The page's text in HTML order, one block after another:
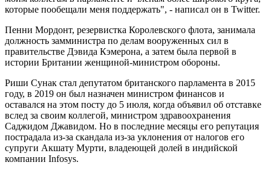
которые пообещали меня поддержать", - написал он в Twitter.
Пенни Мордонт, резервистка Королевского флота, занимала
должность замминистра по делам вооруженных сил в
правительстве Дэвида Кэмерона, а затем была первой в
истории Британии женщиной-министром обороны.
Риши Сунак стал депутатом британского парламента в 2015
году, в 2019 он был назначен министром финансов и
оставался на этом посту до 5 июля, когда объявил об отставке
вслед за своим коллегой, министром здравоохранения
Саджидом Джавидом. Но в последние месяцы его репутация
пострадала из-за скандала из-за уклонения от налогов его
супруги Акшату Мурти, владеющей долей в индийской
компании Infosys.